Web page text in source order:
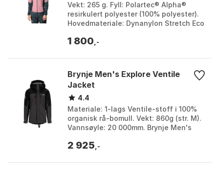
Vekt: 265 g. Fyll: Polartec® Alpha®
resirkulert polyester (100% polyester).
Hovedmateriale: Dynanylon Stretch Eco
Ja. Far...
1 800 ,-
Brynje Men's Explore Ventile
Jacket
4.4
Materiale: 1-lags Ventile-stoff i 100%
organisk rå-bomull. Vekt: 860g (str. M).
Vannsøyle: 20 000mm. Brynje Men's
Allsidig, s...
2 925 ,-